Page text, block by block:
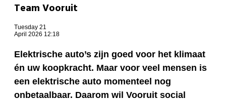
Team Vooruit
Tuesday 21
April 2026 12:18
Elektrische auto’s zijn goed voor het klimaat
én uw koopkracht. Maar voor veel mensen is
een elektrische auto momenteel nog
onbetaalbaar. Daarom wil Vooruit social